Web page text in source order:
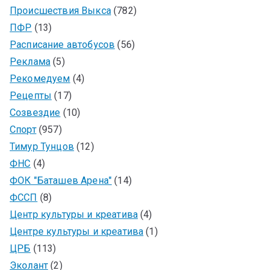
Происшествия Выкса(782)
ПФР (13)
Расписание автобусов (56)
Реклама (5)
Рекомедуем (4)
Рецепты (17)
Созвездие (10)
Спорт(957)
Тимур Тунцов (12)
ФНС (4)
ФОК "Баташев Арена" (14)
ФССП (8)
Центр культуры и креатива (4)
Центре культуры и креатива (1)
ЦРБ (113)
Эколант (2)